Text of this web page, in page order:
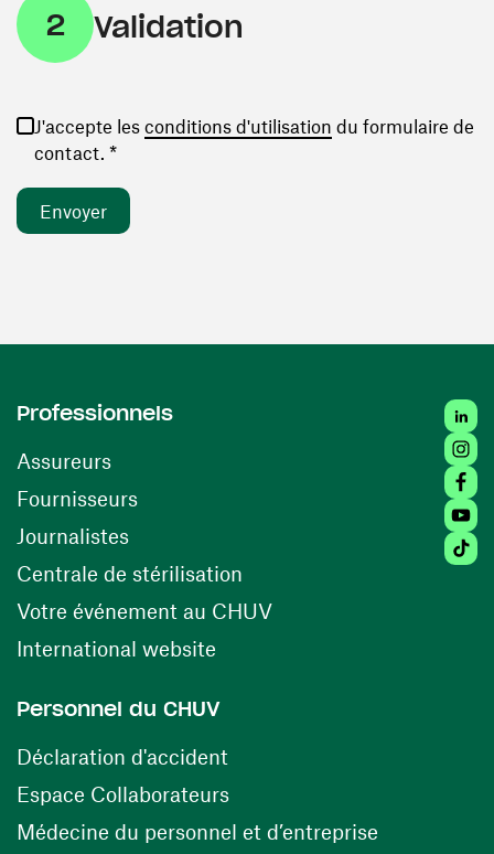
2 Validation
J'accepte les conditions d'utilisation (ouvre une
du formulaire de
contact. *
Professionnels
Assureurs
Fournisseurs(ouvre une nouvelle fenêtre)
Journalistes
Centrale de stérilisation (ouvre une nouvelle
Votre événement au CHUV(ouvre une nouvelle
International website
Personnel du CHUV
Déclaration d'accident
Espace Collaborateurs(ouvre une nouvelle fenêtre)
Médecine du personnel et d’entreprise